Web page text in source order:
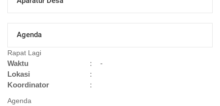
Agenda
Rapat Lagi
Waktu :
-
Lokasi
:
Koordinator
:
Agenda